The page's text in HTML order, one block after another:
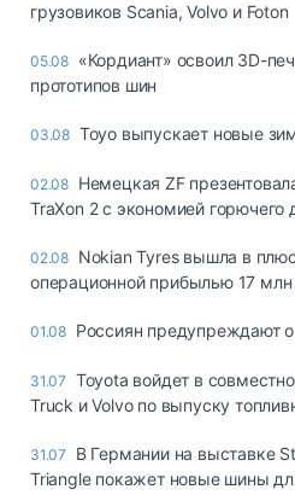
грузовиков Scania, Volvo и Foton
05.08 «Кордиант» освоил 3D-
прототипов шин
03.08 Toyo выпускает новые
02.08 Немецкая ZF
TraXon 2 с экономией горючего
02.08 Nokian Tyres вышла в
операционной прибылью 17 млн
01.08 Россиян предупреждают
31.07 Toyota войдет в
Truck и Volvo по выпуску
31.07
В Германии на выставке
Triangle покажет новые шины